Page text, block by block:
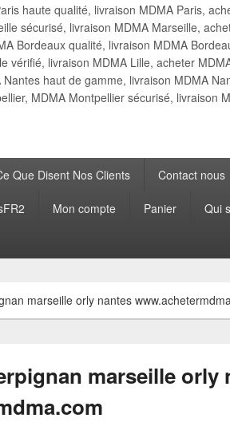
haute qualité, livraison MDMA Paris,
sécurisé, livraison MDMA Marseille,
Bordeaux qualité, livraison MDMA
vérifié, livraison MDMA Lille, acheter
haut de gamme, livraison MDMA
MDMA Montpellier sécurisé, livraison
Que Disent Nos Clients Contact nous
Mon compte Panier Qui
marseille orly nantes
marseille orly